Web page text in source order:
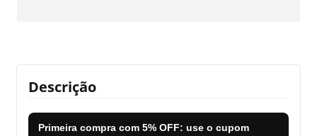
Descrição
Primeira compra com 5% OFF: use o cupom